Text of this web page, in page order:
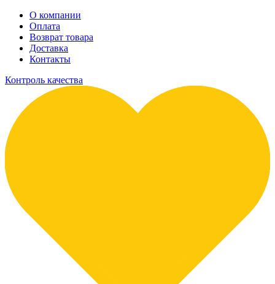
О компании
Оплата
Возврат товара
Доставка
Контакты
Контроль качества